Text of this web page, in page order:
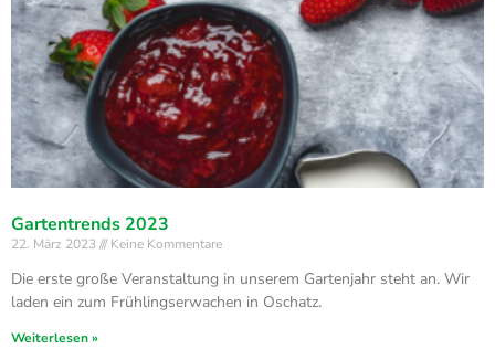
Gartentrends 2023
22. März 2023 Keine Kommentare
Die erste große Veranstaltung in unserem Gartenjahr steht an. Wir
laden ein zum Frühlingserwachen in Oschatz.
Weiterlesen »